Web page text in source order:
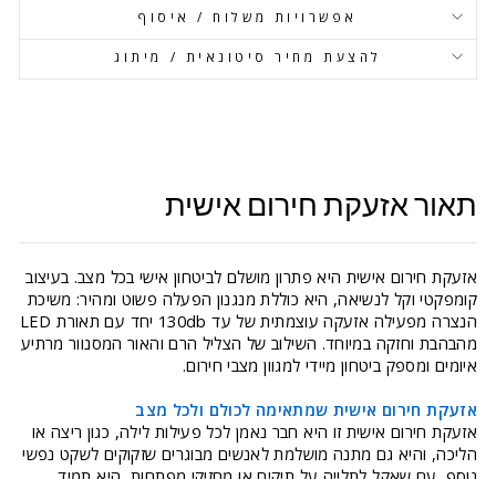
אפשרויות משלוח / איסוף
להצעת מחיר סיטונאית / מיתוג
תאור אזעקת חירום אישית
אזעקת חירום אישית היא פתרון מושלם לביטחון אישי בכל מצב. בעיצוב
קומפקטי וקל לנשיאה, היא כוללת מנגנון הפעלה פשוט ומהיר: משיכת
הנצרה מפעילה אזעקה עוצמתית של עד 130db יחד עם תאורת LED
מהבהבת וחזקה במיוחד. השילוב של הצליל הרם והאור המסנוור מרתיע
איומים ומספק ביטחון מיידי למגוון מצבי חירום.
אזעקת חירום אישית שמתאימה לכולם ולכל מצב
אזעקת חירום אישית זו היא חבר נאמן לכל פעילות לילה, כגון ריצה או
הליכה, והיא גם מתנה מושלמת לאנשים מבוגרים שזקוקים לשקט נפשי